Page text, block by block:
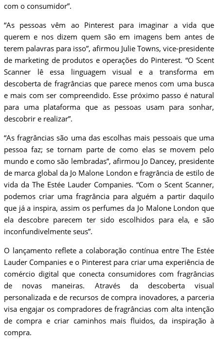
com o consumidor”.
“As pessoas vêm ao Pinterest para imaginar a vida que
querem e nos dizem quem são em imagens bem antes de
terem palavras para isso”, afirmou Julie Towns, vice-presidente
de marketing de produtos e operações do Pinterest. “O Scent
Scanner lê essa linguagem visual e a transforma em
descoberta de fragrâncias que parece menos com uma busca
e mais com ser compreendido. Esse próximo passo é natural
para uma plataforma que as pessoas usam para sonhar,
descobrir e realizar”.
“As fragrâncias são uma das escolhas mais pessoais que uma
pessoa faz; se tornam parte de como elas se movem pelo
mundo e como são lembradas”, afirmou Jo Dancey, presidente
de marca global da Jo Malone London e fragrância de estilo de
vida da The Estée Lauder Companies. “Com o Scent Scanner,
podemos criar uma fragrância para alguém a partir daquilo
que já a inspira, assim os perfumes da Jo Malone London que
ela descobre parecem ter sido escolhidos para ela, e são
inconfundivelmente seus”.
O lançamento reflete a colaboração contínua entre The Estée
Lauder Companies e o Pinterest para criar uma experiência de
comércio digital que conecta consumidores com fragrâncias
de novas maneiras. Através da descoberta visual
personalizada e de recursos de compra inovadores, a parceria
visa engajar os compradores de fragrâncias com alta intenção
de compra e criar caminhos mais fluidos, da inspiração à
compra.